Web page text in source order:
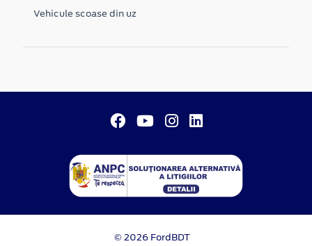
Vehicule scoase din uz
© 2026 FordBDT